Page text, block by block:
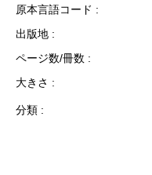
原本言語コード
出版地
ページ数/冊数
大きさ
分類